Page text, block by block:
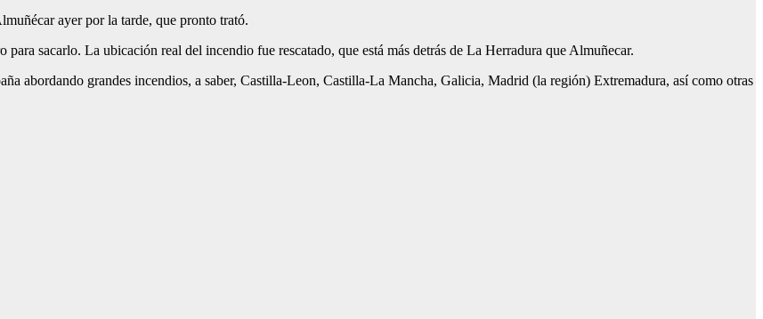
ayer por la tarde, que pronto trató.
sacarlo. La ubicación real del incendio fue rescatado, que está más detrás de La Herradura que Almuñecar.
abordando grandes incendios, a saber, Castilla-Leon, Castilla-La Mancha, Galicia, Madrid (la región) Extremadura, así como otras